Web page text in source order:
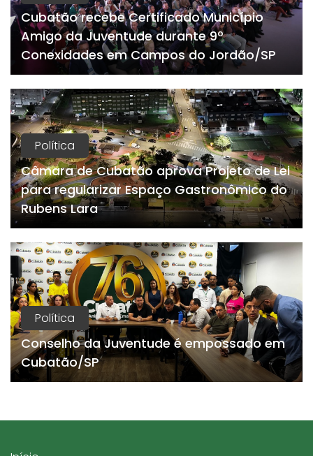
Cubatão recebe Certificado Município
Amigo da Juventude durante 9º
Conexidades em Campos do Jordão/SP
Política
Câmara de Cubatão aprova Projeto de Lei
para regularizar Espaço Gastronômico do
Rubens Lara
Política
Conselho da Juventude é empossado em
Cubatão/SP